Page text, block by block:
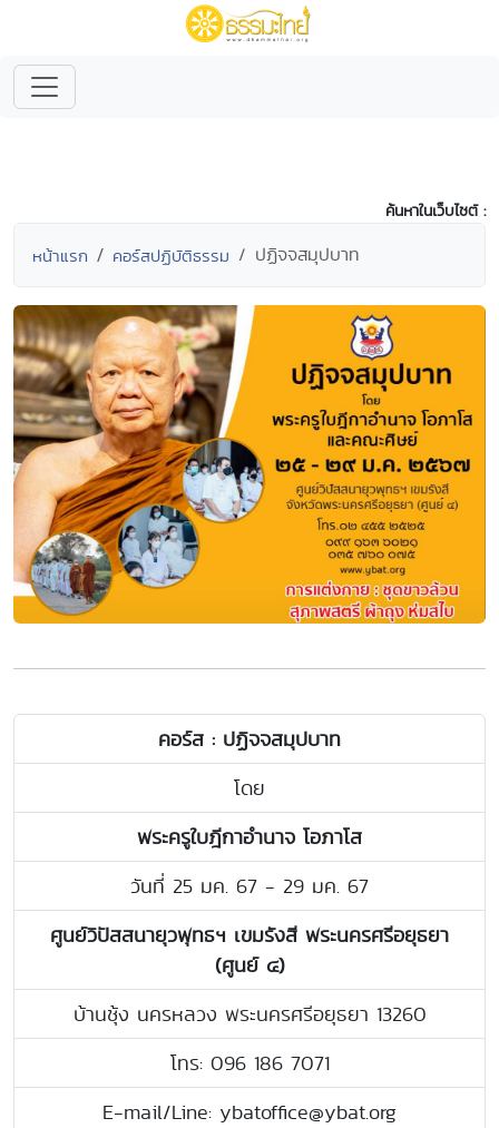
ค้นหาในเว็บไซต์ :
หน้าแรก คอร์สปฏิบัติธรรม ปฏิจจสมุปบาท
คอร์ส : ปฏิจจสมุปบาท
โดย
พระครูใบฎีกาอำนาจ โอภาโส
วันที่ 25 มค. 67 - 29 มค. 67
ศูนย์วิปัสสนายุวพุทธฯ เขมรังสี พระนครศรีอยุธยา
(ศูนย์ ๔)
บ้านชุ้ง นครหลวง พระนครศรีอยุธยา 13260
โทร: 096 186 7071
E-mail/Line: ybatoffice@ybat.org